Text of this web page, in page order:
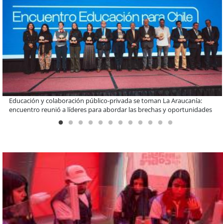
Llaman a interiorizarse de los programas de estudios para postular
informado al SAE